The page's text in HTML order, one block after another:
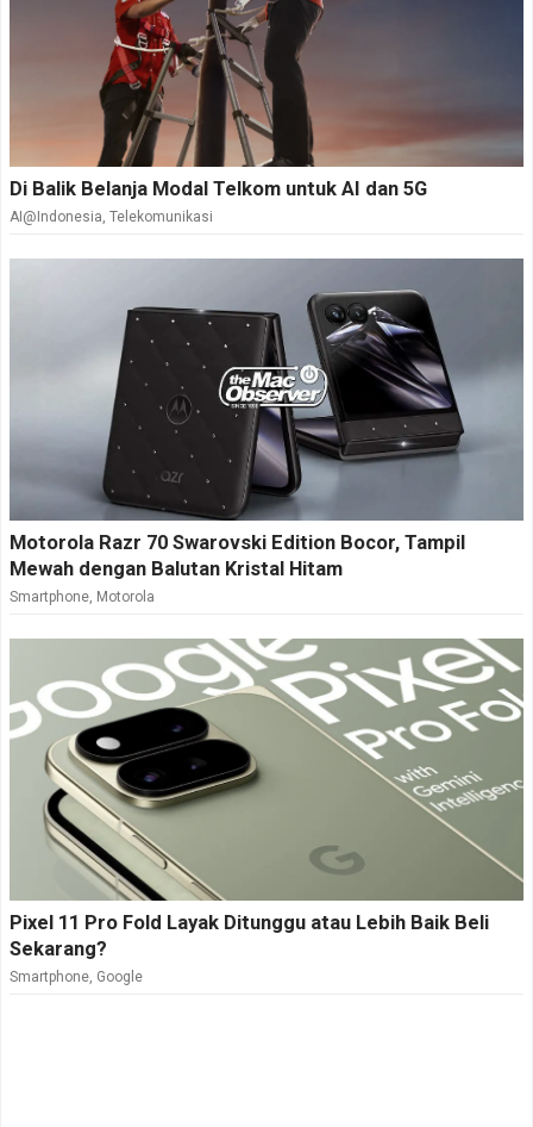
Di Balik Belanja Modal Telkom untuk AI dan 5G
AI@Indonesia, Telekomunikasi
Motorola Razr 70 Swarovski Edition Bocor, Tampil
Mewah dengan Balutan Kristal Hitam
Smartphone, Motorola
Pixel 11 Pro Fold Layak Ditunggu atau Lebih Baik Beli
Sekarang?
Smartphone, Google